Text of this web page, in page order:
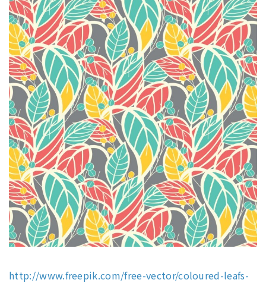
http://www.freepik.com/free-vector/coloured-leafs-